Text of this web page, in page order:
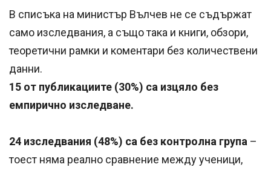
В списъка на министър Вълчев не се съдържат
само изследвания, а също така и книги, обзори,
теоретични рамки и коментари без количествени
данни.
15 от публикациите (30%) са изцяло без
емпирично изследване.
24 изследвания (48%) са без контролна група –
тоест няма реално сравнение между ученици,